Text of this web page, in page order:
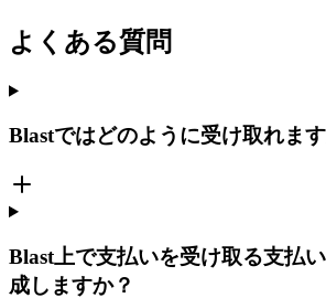
よくある質問
Blastではどのように受け取れま
Blast上で支払いを受け取る支払
成しますか？